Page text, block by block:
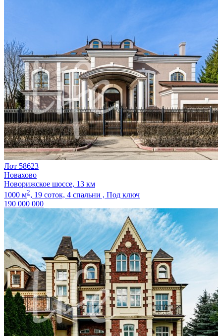
Лот 58623
Новахово
Новорижское шоссе, 13 км
1000 м2, 19 соток, 4 спальни , Под ключ
190 000 000